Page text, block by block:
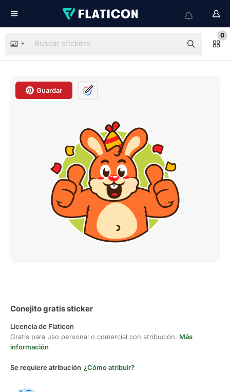
0
Guardar
Conejito gratis sticker
Licencia de Flaticon
Gratis para uso personal o comercial con atribución. Más
información
Se requiere atribución ¿Cómo atribuir?